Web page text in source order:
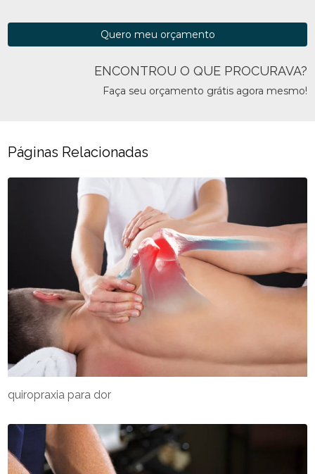
ENCONTROU O QUE PROCURAVA?
Faça seu orçamento grátis agora mesmo!
Quero meu orçamento
Páginas Relacionadas
quiropraxia para dor